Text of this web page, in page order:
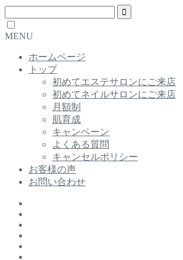
MENU
ホームページ
トップ
初めてエステサロンにご来店
初めてネイルサロンにご来店
月額制
肌育成
キャンペーン
よくある質問
キャンセルポリシー
お客様の声
お問い合わせ